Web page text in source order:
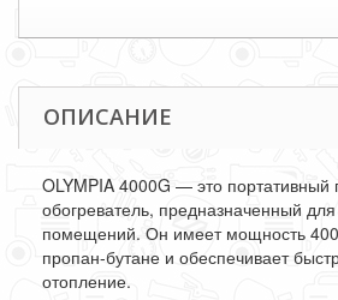
ОПИСАНИЕ
OLYMPIA 4000G — это портативный
обогреватель, предназначенный
помещений. Он имеет мощность
пропан-бутане и обеспечивает
отопление.